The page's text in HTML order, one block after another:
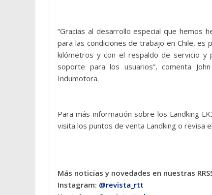
“Gracias al desarrollo especial que hemos
para las condiciones de trabajo en Chile, es
kilómetros y con el respaldo de servicio y
soporte para los usuarios”, comenta
Indumotora.
Para más información sobre los Landking
visita los puntos de venta Landking o revisa
Más noticias y novedades en nuestras
Instagram: @revista_rtt